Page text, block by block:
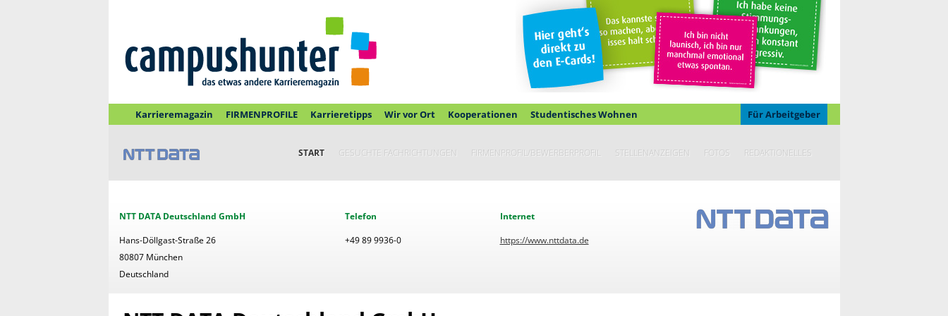
Karrieremagazin FIRMENPROFILE Karrieretipps Wir vor Ort Kooperationen Studentisches Wohnen Für Arbeitgeber
START GESUCHTE FACHRICHTUNGEN FIRMENPROFIL/BEWERBERPROFIL STELLENANZEIGEN FOTOS REDAKTIONELLES
NTT DATA Deutschland GmbH
Hans-Döllgast-Straße 26
80807 München
Deutschland
Telefon
+49 89 9936-0
Internet
https://www.nttdata.de